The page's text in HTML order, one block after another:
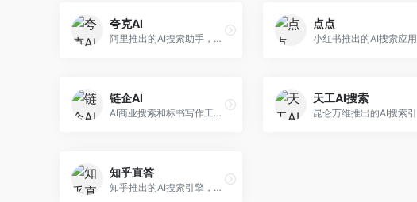
夸克AI
阿里推出的AI搜索助手，整合搜索与AI功能。面向年轻用户，提供智能搜索、文档处理、学习辅助等服务，与夸克生态深度整合。
点点
链企AI
AI商业搜索和标书写作工具，专注于企业服务场景。面向企业用户，提供商业信息搜索、标书生成、企业分析等服务，商业信息专业。
天工AI搜索
知乎直答
知乎推出的AI搜索引擎，专注于知识问答场景。面向知识获取者，提供知乎内容搜索、智能问答、知识整理等服务，专业知识丰富。